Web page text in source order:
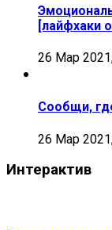
[лайфхаки
26 Мар
Сообщи,
26 Мар
Интерактив